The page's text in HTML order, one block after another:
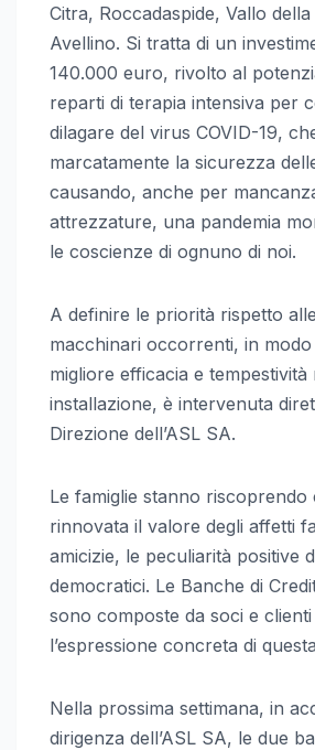
Citra, Roccadaspide, Vallo
Avellino. Si tratta di un
140.000 euro, rivolto al
reparti di terapia intensiva per
dilagare del virus COVID-19,
marcatamente la sicurezza
causando, anche per
attrezzature, una pandemia
le coscienze di ognuno di noi.
A definire le priorità rispetto
macchinari occorrenti, in
migliore efficacia e tempestività
installazione, è intervenuta
Direzione dell’ASL SA.
Le famiglie stanno riscoprendo
rinnovata il valore degli affetti
amicizie, le peculiarità positive
democratici. Le Banche di
sono composte da soci e
l’espressione concreta di
Nella prossima settimana, in
dirigenza dell’ASL SA, le due